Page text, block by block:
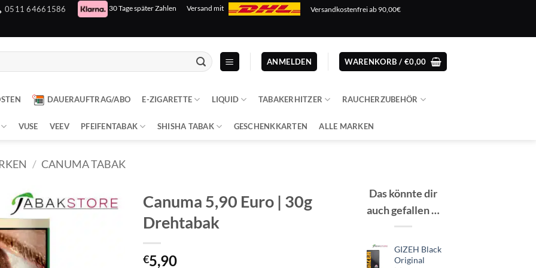
0511 64661586 30 Tage später Zahlen Versand mit Versandkostenfrei ab 90,00€
ANMELDEN WARENKORB / €0,00
DAUERAUFTRAG/ABO E-ZIGARETTE LIQUID TABAKERHITZER RAUCHERZUBEHÖR
VUSE VEEV PFEIFENTABAK SHISHA TABAK GESCHENKKARTEN ALLE MARKEN
/ CANUMA TABAK
Canuma 5,90 Euro | 30g
Drehtabak
€5,90
Das könnte dir
auch gefallen …
GIZEH Black
Original